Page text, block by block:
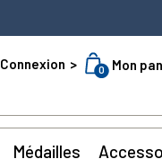
Connexion 0 Mon
Médailles